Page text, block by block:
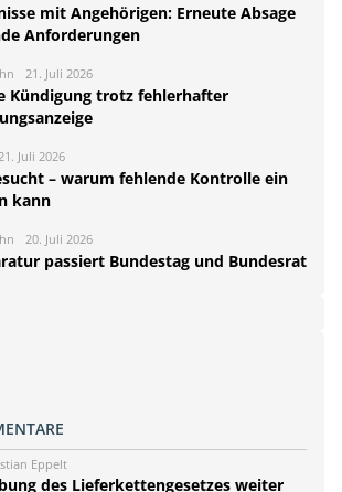
mit Angehörigen: Erneute Absage
Anforderungen
21. Juli 2026
Kündigung trotz fehlerhafter
21. Juli 2026
– warum fehlende Kontrolle ein
kann
20. Juli 2026
passiert Bundestag und Bundesrat
Eppelt
des Lieferkettengesetzes weiter